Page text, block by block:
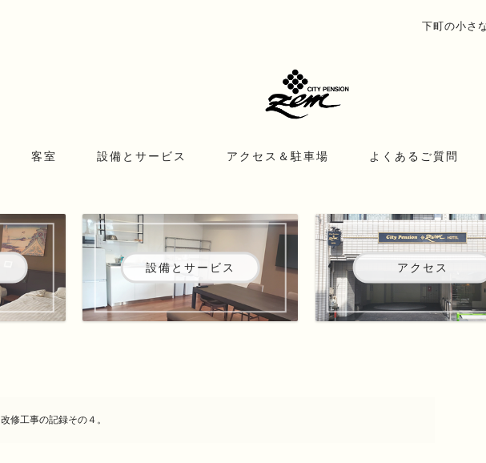
下町の小さ
客室 設備とサービス アクセス＆駐車場 よくあるご質問
設備とサービス アクセス
改修工事の記録その４。